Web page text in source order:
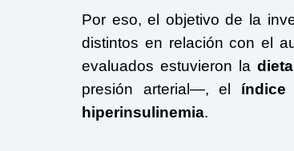
Por eso, el objetivo de la
distintos en relación con el
evaluados estuvieron la
presión arterial—, el
hiperinsulinemia.